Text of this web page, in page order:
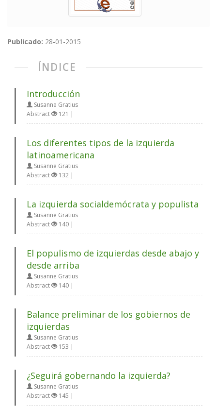
Publicado: 28-01-2015
ÍNDICE
Introducción
Susanne Gratius
Abstract
121 |
Los diferentes tipos de la izquierda
latinoamericana
Susanne Gratius
Abstract
132 |
La izquierda socialdemócrata y populista
Susanne Gratius
Abstract
140 |
El populismo de izquierdas desde abajo y
desde arriba
Susanne Gratius
Abstract
140 |
Balance preliminar de los gobiernos de
izquierdas
Susanne Gratius
Abstract
153 |
¿Seguirá gobernando la izquierda?
Susanne Gratius
Abstract
145 |